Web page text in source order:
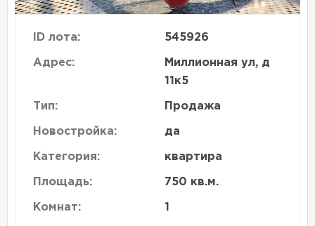
ID лота: 545926
Адрес:
Миллионная ул, д
11к5
Тип: Продажа
Новостройка: да
Категория: квартира
Площадь: 750 кв.м.
Комнат: 1